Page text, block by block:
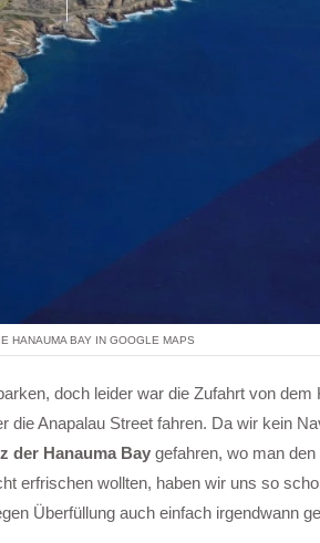
HANAUMA BAY IN GOOGLE MAPS
doch leider war die Zufahrt von dem
Anapalau Street fahren. Da wir kein
der Hanauma Baygefahren, wo man den
erfrischen wollten, haben wir uns so
Überfüllung auch einfach irgendwann